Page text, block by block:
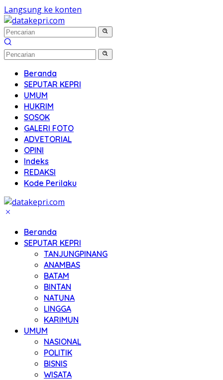
Langsung ke konten
Beranda
SEPUTAR KEPRI
UMUM
HUKRIM
SOSOK
GALERI FOTO
ADVETORIAL
OPINI
Indeks
REDAKSI
Kode Perilaku
Beranda
SEPUTAR KEPRI
TANJUNGPINANG
ANAMBAS
BATAM
BINTAN
NATUNA
LINGGA
KARIMUN
UMUM
NASIONAL
POLITIK
BISNIS
WISATA